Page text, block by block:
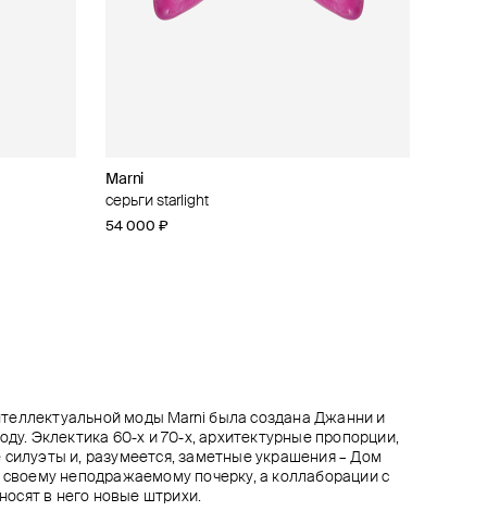
Marni
серьги starlight
54 000 ₽
Marni
браслет astral
86 000 ₽
VUA
позолоченное кольцо из серебра с
сердцем из кварца
Moschino
черные серьги в форме сердец
55 800 ₽
моды Marni была создана Джанни и
Эклектика 60-х и 70-х, архитектурные пропорции,
и, разумеется, заметные украшения – Дом
неподражаемому почерку, а коллаборации с
в него новые штрихи.